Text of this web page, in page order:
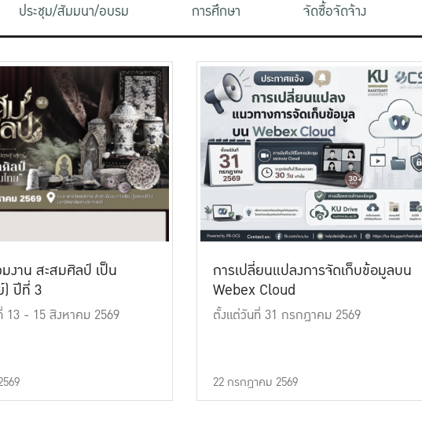
ประชุม/สัมมนา/อบรม การศึกษา จัดซื้อจัดจ้าง
งาน สะสมศิลป์ เป็น
ปีที่ 3
13 - 15 สิงหาคม 2569
การเปลี่ยนแปลงการจัดเก็บข้อมูลบน
Webex Cloud
ตั้งแต่วันที่ 31 กรกฎาคม 2569
22 กรกฎาคม 2569